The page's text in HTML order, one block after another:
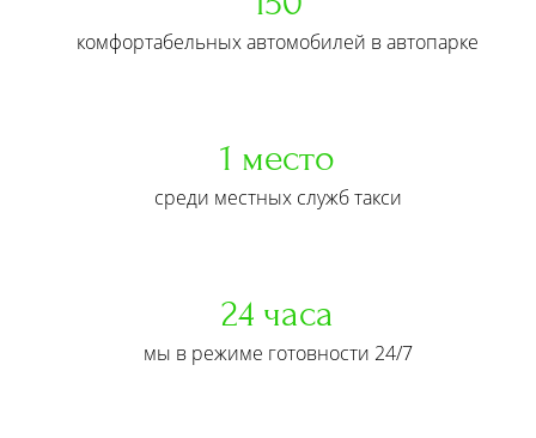
комфортабельных автомобилей в автопарке
1 место
среди местных служб такси
24 часа
мы в режиме готовности 24/7